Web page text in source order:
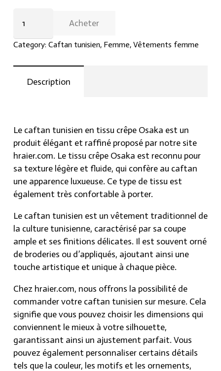
tunisien
en
tissu
crêpe
Osaka
Acheter
Category: Caftan tunisien, Femme, Vêtements femme
Description
Le caftan tunisien en tissu crêpe Osaka est un
produit élégant et raffiné proposé par notre site
hraier.com. Le tissu crêpe Osaka est reconnu pour
sa texture légère et fluide, qui confère au caftan
une apparence luxueuse. Ce type de tissu est
également très confortable à porter.
Le caftan tunisien est un vêtement traditionnel de
la culture tunisienne, caractérisé par sa coupe
ample et ses finitions délicates. Il est souvent orné
de broderies ou d’appliqués, ajoutant ainsi une
touche artistique et unique à chaque pièce.
Chez hraier.com, nous offrons la possibilité de
commander votre caftan tunisien sur mesure. Cela
signifie que vous pouvez choisir les dimensions qui
conviennent le mieux à votre silhouette,
garantissant ainsi un ajustement parfait. Vous
pouvez également personnaliser certains détails
tels que la couleur, les motifs et les ornements,